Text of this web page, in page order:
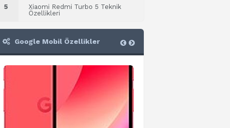
5
Xiaomi Redmi Turbo 5 Teknik
Özellikleri
Google Mobil Özellikler